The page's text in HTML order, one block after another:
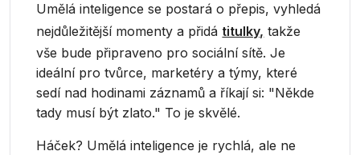
Umělá inteligence se postará o přepis, vyhledá
nejdůležitější momenty a přidá titulky, takže
vše bude připraveno pro sociální sítě. Je
ideální pro tvůrce, marketéry a týmy, které
sedí nad hodinami záznamů a říkají si: "Někde
tady musí být zlato." To je skvělé.
Háček? Umělá inteligence je rychlá, ale ne